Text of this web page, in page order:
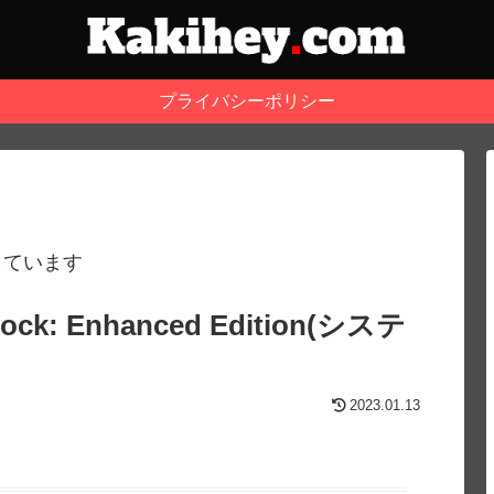
プライバシーポリシー
います
Enhanced Edition(システ
2023.01.13